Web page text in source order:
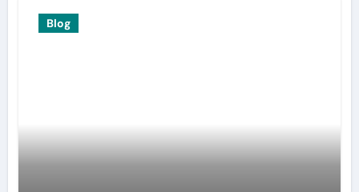
Blog